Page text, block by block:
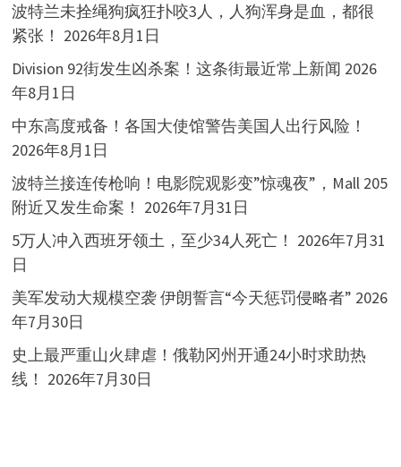
波特兰未拴绳狗疯狂扑咬3人，人狗浑身是血，都很
紧张！ 2026年8月1日
Division 92街发生凶杀案！这条街最近常上新闻 2026
年8月1日
中东高度戒备！各国大使馆警告美国人出行风险！
2026年8月1日
波特兰接连传枪响！电影院观影变”惊魂夜”，Mall 205
附近又发生命案！ 2026年7月31日
5万人冲入西班牙领土，至少34人死亡！ 2026年7月31
日
美军发动大规模空袭 伊朗誓言“今天惩罚侵略者” 2026
年7月30日
史上最严重山火肆虐！俄勒冈州开通24小时求助热
线！ 2026年7月30日